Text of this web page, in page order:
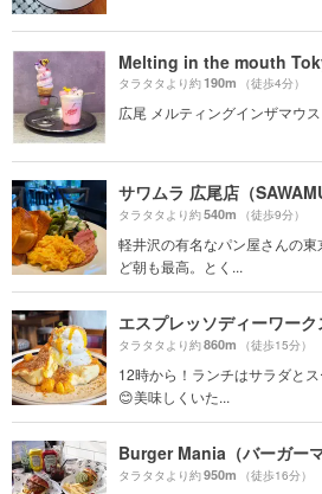
Melting in the mouth
タラタタより約190m （徒歩4分）
広尾 メルティングインザマウ
サワムラ 広尾店（
タラタタより約540m （徒歩9分）
軽井沢の有名なパン屋さんの
ど朝も最高。とく...
タラタタより約860m （徒歩15分）
12時から！ランチはサラダと
😊美味しくいた...
Burger Mania（バーガー
タラタタより約950m （徒歩16分）